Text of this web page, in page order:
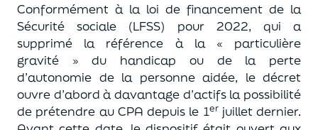
Conformément à la loi de financement de la
Sécurité sociale (LFSS) pour 2022, qui a
supprimé la référence à la « particulière
gravité » du handicap ou de la perte
d’autonomie de la personne aidée, le décret
ouvre d’abord à davantage d’actifs la possibilité
de prétendre au CPA depuis le 1erjuillet dernier.